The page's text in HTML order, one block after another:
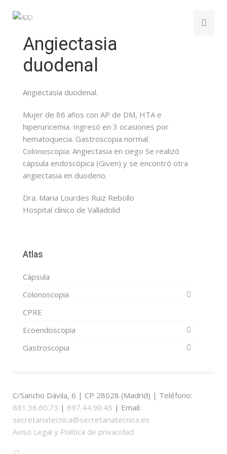
Angiectasia
duodenal
Angiectasia duodenal.
Mujer de 86 años con AP de DM, HTA e
hiperuricemia. Ingresó en 3 ocasiones por
hematoquecia. Gastroscopia normal.
Colonoscopia: Angiectasia en ciego Se realizó
cápsula endoscópica (Given) y se encontró otra
angiectasia en duodeno.
Dra. Maria Lourdes Ruiz Rebollo
Hospital clínico de Valladolid
Atlas
Cápsula
Colonoscopia
CPRE
Ecoendoscopia
Gastroscopia
C/Sancho Dávila, 6 | CP 28028 (Madrid) | Teléfono:
681.36.60.73 | 697.44.90.43 | Email:
secretariatecnica@secretariatecnica.es
Aviso Legal y Política de privacidad